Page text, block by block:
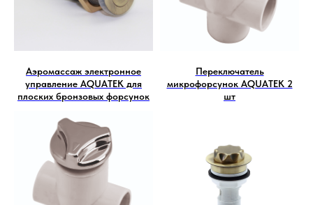
Аэромассаж электронное
управление AQUATEK для
плоских бронзовых форсунок
Переключатель
микрофорсунок AQUATEK 2
шт